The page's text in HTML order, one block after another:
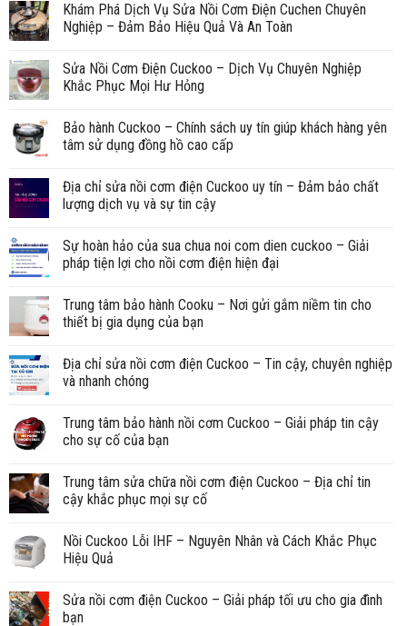
Khám Phá Dịch Vụ Sửa Nồi Cơm Điện Cuchen Chuyên
Nghiệp – Đảm Bảo Hiệu Quả Và An Toàn
Sửa Nồi Cơm Điện Cuckoo – Dịch Vụ Chuyên Nghiệp
Khắc Phục Mọi Hư Hỏng
Bảo hành Cuckoo – Chính sách uy tín giúp khách hàng yên
tâm sử dụng đồng hồ cao cấp
Địa chỉ sửa nồi cơm điện Cuckoo uy tín – Đảm bảo chất
lượng dịch vụ và sự tin cậy
Sự hoàn hảo của sua chua noi com dien cuckoo – Giải
pháp tiện lợi cho nồi cơm điện hiện đại
Trung tâm bảo hành Cooku – Nơi gửi gắm niềm tin cho
thiết bị gia dụng của bạn
Địa chỉ sửa nồi cơm điện Cuckoo – Tin cậy, chuyên nghiệp
và nhanh chóng
Trung tâm bảo hành nồi cơm Cuckoo – Giải pháp tin cậy
cho sự cố của bạn
Trung tâm sửa chữa nồi cơm điện Cuckoo – Địa chỉ tin
cậy khắc phục mọi sự cố
Nồi Cuckoo Lỗi IHF – Nguyên Nhân và Cách Khắc Phục
Hiệu Quả
Sửa nồi cơm điện Cuckoo – Giải pháp tối ưu cho gia đình
bạn